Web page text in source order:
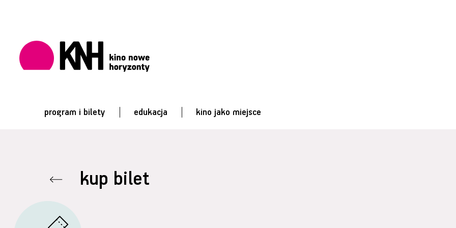
program i bilety edukacja kino jako miejsce
kup bilet